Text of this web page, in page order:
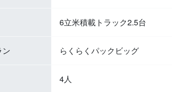
6立米積載トラック2.5台
ン らくらくパックビッグ
4人